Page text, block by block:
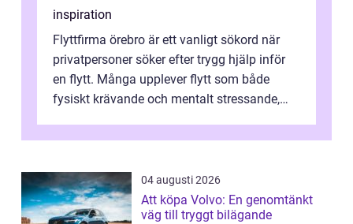
inspiration
Flyttfirma örebro är ett vanligt sökord när
privatpersoner söker efter trygg hjälp inför
en flytt. Många upplever flytt som både
fysiskt krävande och mentalt stressande,
04 augusti 2026
Att köpa Volvo: En genomtänkt
väg till tryggt bilägande